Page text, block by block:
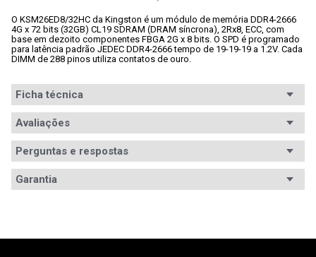
O KSM26ED8/32HC da Kingston é um módulo de memória DDR4-2666
4G x 72 bits (32GB) CL19 SDRAM (DRAM síncrona), 2Rx8, ECC, com
base em dezoito componentes FBGA 2G x 8 bits. O SPD é programado
para latência padrão JEDEC DDR4-2666 tempo de 19-19-19 a 1.2V. Cada
DIMM de 288 pinos utiliza contatos de ouro.
Ficha técnica
Segmento
Padrão DDR4
Capacidade
Avaliações
Avaliações
ESCREVER AVALIAÇÃO
Perguntas e respostas
Garantia